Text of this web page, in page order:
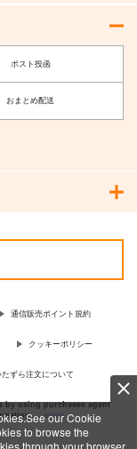
our Cookie
to browse the
through your browser
ポスト投函
おまとめ配送
通信販売ポイント規約
クッキーポリシー
ずら注文について
by using purchases agent
…more